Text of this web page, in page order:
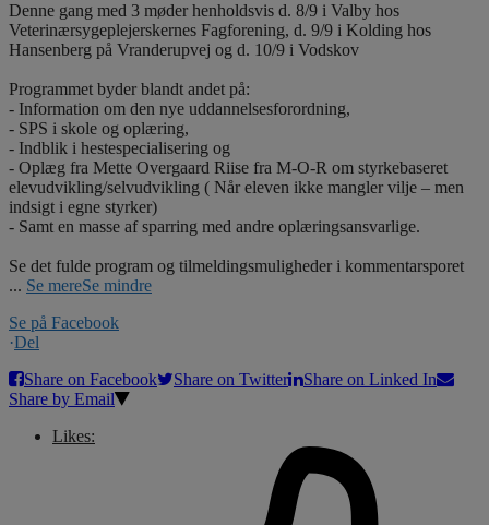
Denne gang med 3 møder henholdsvis d. 8/9 i Valby hos
Veterinærsygeplejerskernes Fagforening, d. 9/9 i Kolding hos
Hansenberg på Vranderupvej og d. 10/9 i Vodskov
Programmet byder blandt andet på:
- Information om den nye uddannelsesforordning,
- SPS i skole og oplæring,
- Indblik i hestespecialisering og
- Oplæg fra Mette Overgaard Riise fra M-O-R om styrkebaseret
elevudvikling/selvudvikling ( Når eleven ikke mangler vilje – men
indsigt i egne styrker)
- Samt en masse af sparring med andre oplæringsansvarlige.
Se det fulde program og tilmeldingsmuligheder i kommentarsporet
... Se mereSe mindre
Se på Facebook
·Del
Share on Facebook
Share on Twitter
Share on Linked In
Share by Email
Likes: